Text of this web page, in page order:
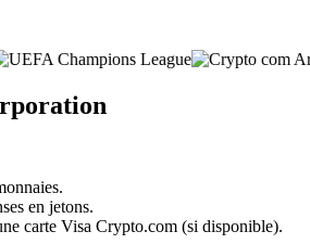
en jetons.
carte Visa Crypto.com (si disponible).